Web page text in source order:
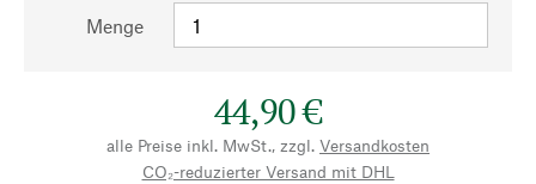
Menge
44,90 €
alle Preise inkl. MwSt., zzgl. Versandkosten
CO₂-reduzierter Versand mit DHL